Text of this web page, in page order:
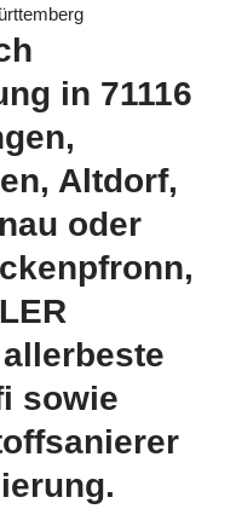
in 71116
Altdorf,
oder
sowie